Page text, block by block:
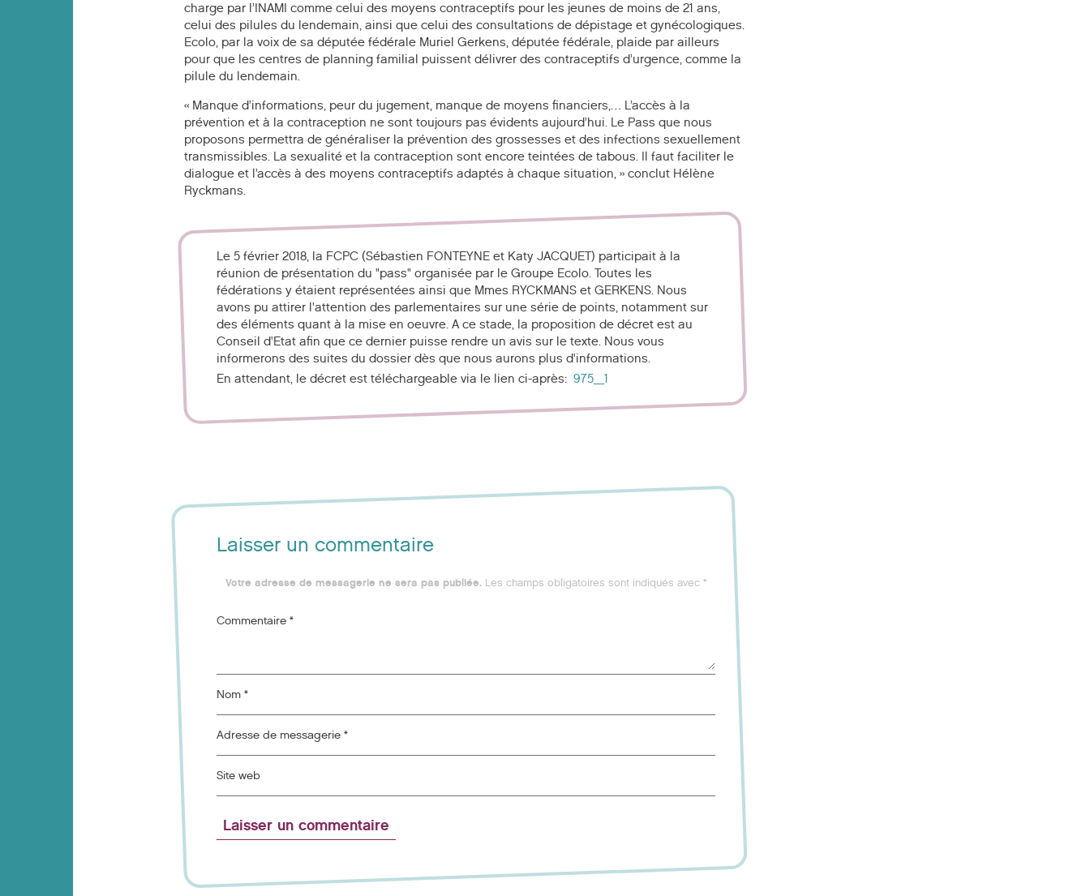
charge par l’INAMI comme celui des moyens contraceptifs pour les jeunes de moins de 21 ans,
celui des pilules du lendemain, ainsi que celui des consultations de dépistage et gynécologiques.
Ecolo, par la voix de sa députée fédérale Muriel Gerkens, députée fédérale, plaide par ailleurs
pour que les centres de planning familial puissent délivrer des contraceptifs d’urgence, comme la
pilule du lendemain.
« Manque d’informations, peur du jugement, manque de moyens financiers,… L’accès à la
prévention et à la contraception ne sont toujours pas évidents aujourd’hui. Le Pass que nous
proposons permettra de généraliser la prévention des grossesses et des infections sexuellement
transmissibles. La sexualité et la contraception sont encore teintées de tabous. Il faut faciliter le
dialogue et l’accès à des moyens contraceptifs adaptés à chaque situation, » conclut Hélène
Ryckmans.
Le 5 février 2018, la FCPC (Sébastien FONTEYNE et Katy JACQUET) participait à la
réunion de présentation du "pass" organisée par le Groupe Ecolo. Toutes les
fédérations y étaient représentées ainsi que Mmes RYCKMANS et GERKENS. Nous
avons pu attirer l'attention des parlementaires sur une série de points, notamment sur
des éléments quant à la mise en oeuvre. A ce stade, la proposition de décret est au
Conseil d'Etat afin que ce dernier puisse rendre un avis sur le texte. Nous vous
informerons des suites du dossier dès que nous aurons plus d'informations.
En attendant, le décret est téléchargeable via le lien ci-après: 975_1
Laisser un commentaire
Votre adresse de messagerie ne sera pas publiée. Les champs obligatoires sont indiqués avec *
Commentaire *
Nom *
Adresse de messagerie *
Site web